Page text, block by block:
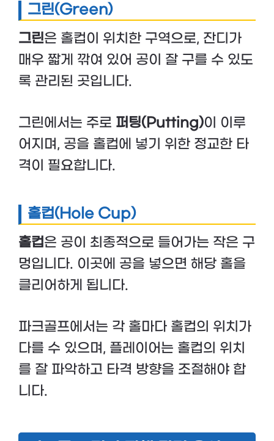
그린(Green)
그린은 홀컵이 위치한 구역으로, 잔디가
매우 짧게 깎여 있어 공이 잘 구를 수 있도
록 관리된 곳입니다.
그린에서는 주로 퍼팅(Putting)이 이루
어지며, 공을 홀컵에 넣기 위한 정교한 타
격이 필요합니다.
홀컵(Hole Cup)
홀컵은 공이 최종적으로 들어가는 작은 구
멍입니다. 이곳에 공을 넣으면 해당 홀을
클리어하게 됩니다.
파크골프에서는 각 홀마다 홀컵의 위치가
다를 수 있으며, 플레이어는 홀컵의 위치
를 잘 파악하고 타격 방향을 조절해야 합
니다.